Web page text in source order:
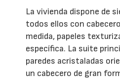
La vivienda dispone de
todos ellos con
medida, papeles
específica. La suite
paredes acristaladas
un cabecero de gran